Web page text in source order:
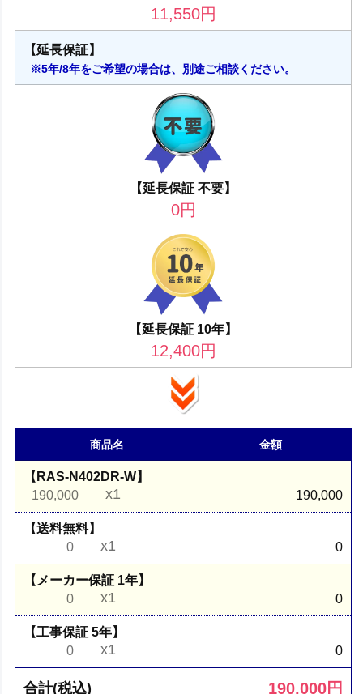
11,550円
【延長保証】
※5年/8年をご希望の場合は、別途ご相談ください。
【延長保証 不要】
0円
【延長保証 10年】
12,400円
商品名 金額
【RAS-N402DR-W】
190,000
x1 190,000
【送料無料】
0
x1 0
【メーカー保証 1年】
0
x1 0
【工事保証 5年】
0
x1 0
合計(税込) 190,000円